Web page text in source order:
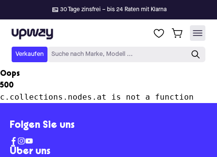
30 Tage zinsfrei – bis 24 Raten mit Klarna
Upway
Verkaufen Suche nach Marke, Modell ...
Oops
500
c.collections.nodes.at is not a function
Über uns
Folgen Sie uns